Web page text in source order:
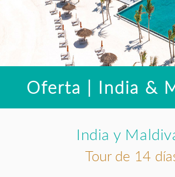
Oferta | India &
India y
Tour de 14